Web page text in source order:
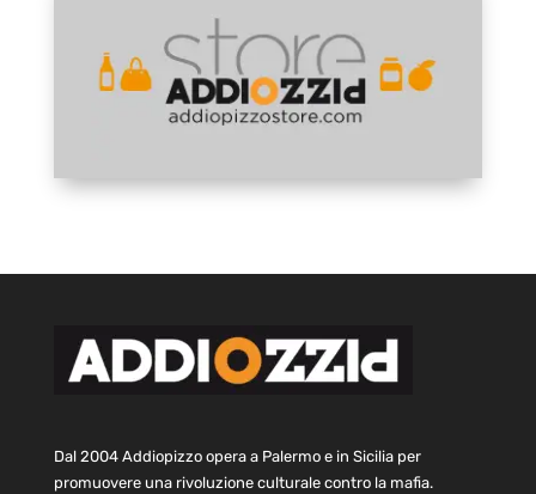
Dal 2004 Addiopizzo opera a Palermo e in Sicilia per
promuovere una rivoluzione culturale contro la mafia.